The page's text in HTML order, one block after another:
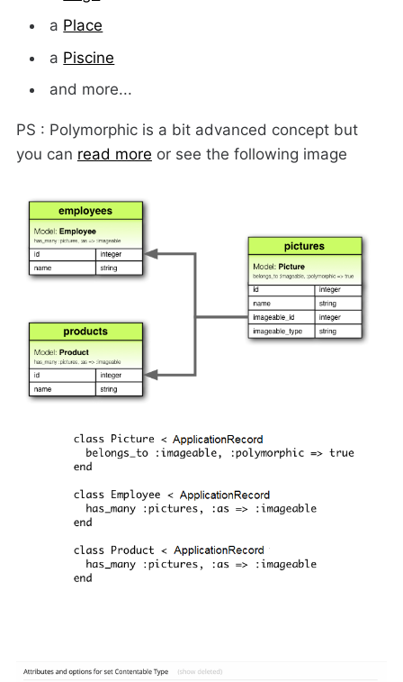
a Place
a Piscine
and more...
PS : Polymorphic is a bit advanced concept but
you can read more or see the following image